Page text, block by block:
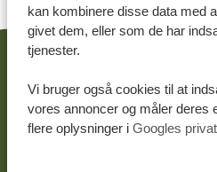
kan kombinere disse data med
givet dem, eller som de har
tjenester.
Vi bruger også cookies til at
vores annoncer og måler deres
flere oplysninger i Googles
RELATERET